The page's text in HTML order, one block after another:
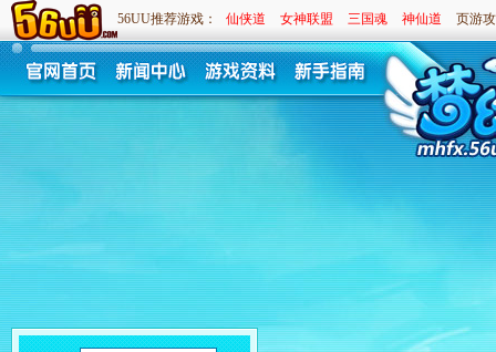
56UU推荐游戏： 仙侠道 女神联盟 三国魂 神仙道 页游